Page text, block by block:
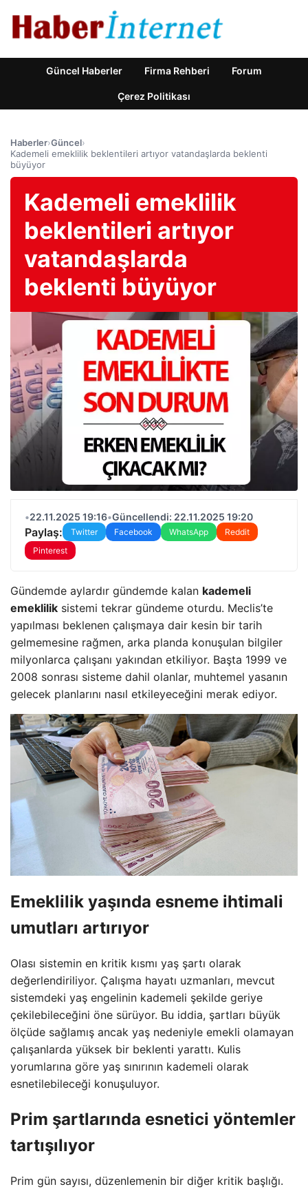
Güncel Haberler Firma Rehberi Forum
Çerez Politikası
Haberler›Güncel›
Kademeli emeklilik beklentileri artıyor vatandaşlarda beklenti
büyüyor
Kademeli emeklilik
beklentileri artıyor
vatandaşlarda
beklenti büyüyor
•22.11.2025 19:16•Güncellendi: 22.11.2025 19:20
Paylaş: Twitter Facebook WhatsApp
Reddit
Pinterest
Gündemde aylardır gündemde kalan kademeli
emeklilik sistemi tekrar gündeme oturdu. Meclis’te
yapılması beklenen çalışmaya dair kesin bir tarih
gelmemesine rağmen, arka planda konuşulan bilgiler
milyonlarca çalışanı yakından etkiliyor. Başta 1999 ve
2008 sonrası sisteme dahil olanlar, muhtemel yasanın
gelecek planlarını nasıl etkileyeceğini merak ediyor.
Emeklilik yaşında esneme ihtimali
umutları artırıyor
Olası sistemin en kritik kısmı yaş şartı olarak
değerlendiriliyor. Çalışma hayatı uzmanları, mevcut
sistemdeki yaş engelinin kademeli şekilde geriye
çekilebileceğini öne sürüyor. Bu iddia, şartları büyük
ölçüde sağlamış ancak yaş nedeniyle emekli olamayan
çalışanlarda yüksek bir beklenti yarattı. Kulis
yorumlarına göre yaş sınırının kademeli olarak
esnetilebileceği konuşuluyor.
Prim şartlarında esnetici yöntemler
tartışılıyor
Prim gün sayısı, düzenlemenin bir diğer kritik başlığı.